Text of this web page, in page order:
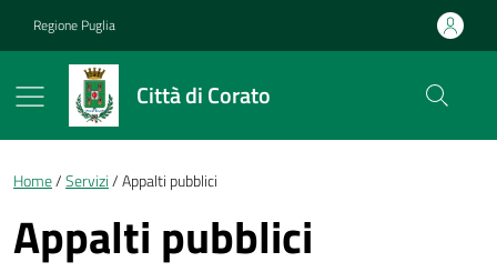
Regione Puglia
Città di Corato
Briciole di pane
Home Servizi Appalti pubblici
Appalti pubblici